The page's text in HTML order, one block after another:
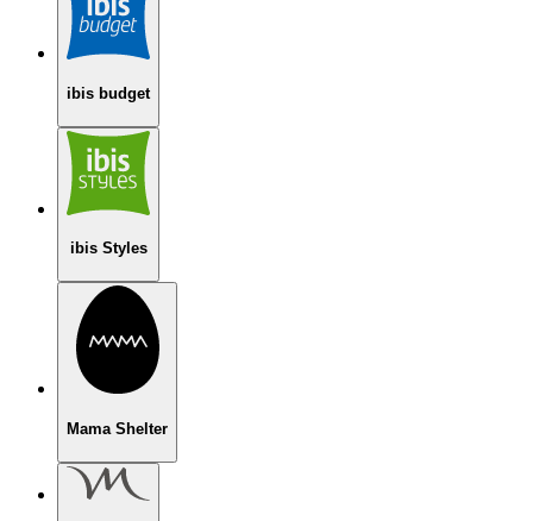
ibis budget
ibis Styles
Mama Shelter